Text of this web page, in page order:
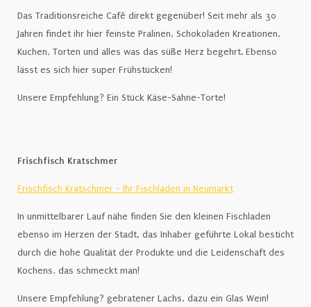
Das Traditionsreiche Café direkt gegenüber! Seit mehr als 30
Jahren findet ihr hier feinste Pralinen, Schokoladen Kreationen,
Kuchen, Torten und alles was das süße Herz begehrt. Ebenso
lässt es sich hier super Frühstücken!
Unsere Empfehlung? Ein Stück Käse-Sahne-Torte!
Frischfisch Kratschmer
Frischfisch Kratschmer - Ihr Fischladen in Neumarkt
In unmittelbarer Lauf nähe finden Sie den kleinen Fischladen
ebenso im Herzen der Stadt, das Inhaber geführte Lokal besticht
durch die hohe Qualität der Produkte und die Leidenschaft des
Kochens, das schmeckt man!
Unsere Empfehlung? gebratener Lachs, dazu ein Glas Wein!